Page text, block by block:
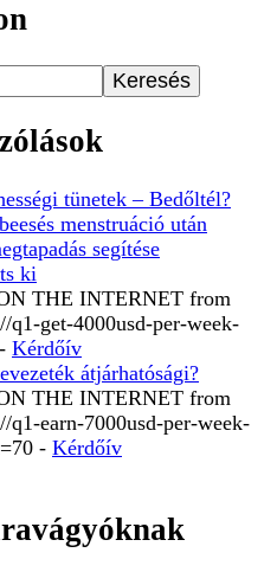
tünetek – Bedőltél?
menstruáció után
segítése
ki
THE INTERNET from
q1-get-4000usd-per-week-
- Kérdőív
átjárhatósági?
THE INTERNET from
q1-earn-7000usd-per-week-
- Kérdőív